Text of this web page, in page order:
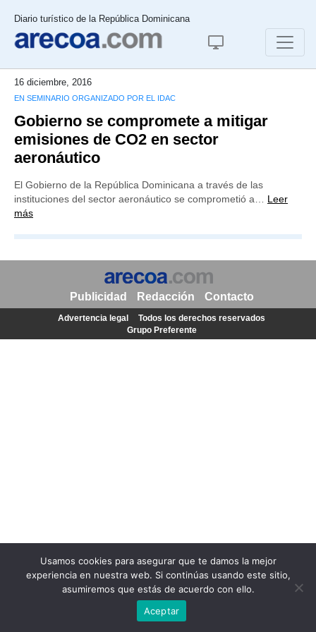
Diario turístico de la República Dominicana
16 diciembre, 2016
EN SEMINARIO ORGANIZADO POR EL IDAC
Gobierno se compromete a mitigar
emisiones de CO2 en sector
aeronáutico
El Gobierno de la República Dominicana a través de las
instituciones del sector aeronáutico se comprometió a… Leer
más
Usamos cookies para asegurar que te damos la mejor
experiencia en nuestra web. Si continúas usando este sitio,
asumiremos que estás de acuerdo con ello.
Aceptar
Publicidad Redacción Contacto
Advertencia legal
Todos los derechos reservados
Grupo Preferente